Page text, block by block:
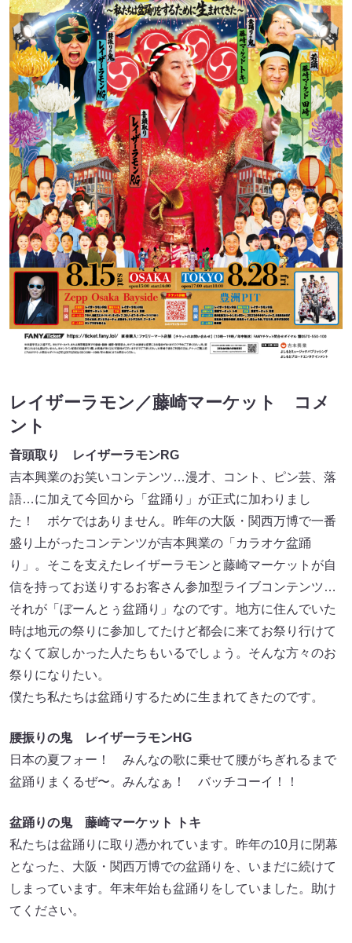
レイザーラモン／藤崎マーケット コメ
ント
音頭取り レイザーラモンRG
吉本興業のお笑いコンテンツ…漫才、コント、ピン芸、落
語…に加えて今回から「盆踊り」が正式に加わりまし
た！ ボケではありません。昨年の大阪・関西万博で一番
盛り上がったコンテンツが吉本興業の「カラオケ盆踊
り」。そこを支えたレイザーラモンと藤崎マーケットが自
信を持ってお送りするお客さん参加型ライブコンテンツ…
それが「ぼーんとぅ盆踊り」なのです。地方に住んでいた
時は地元の祭りに参加してたけど都会に来てお祭り行けて
なくて寂しかった人たちもいるでしょう。そんな方々のお
祭りになりたい。
僕たち私たちは盆踊りするために生まれてきたのです。
腰振りの鬼 レイザーラモンHG
日本の夏フォー！ みんなの歌に乗せて腰がちぎれるまで
盆踊りまくるぜ〜。みんなぁ！ バッチコーイ！！
盆踊りの鬼 藤崎マーケット トキ
私たちは盆踊りに取り憑かれています。昨年の10月に閉幕
となった、大阪・関西万博での盆踊りを、いまだに続けて
しまっています。年末年始も盆踊りをしていました。助け
てください。